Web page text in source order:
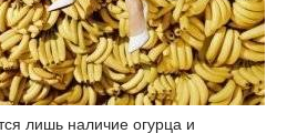
лишь наличие огурца и